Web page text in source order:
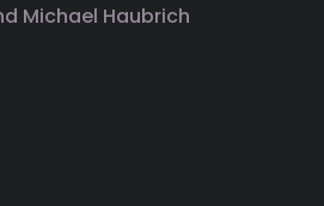
Michael Haubrich